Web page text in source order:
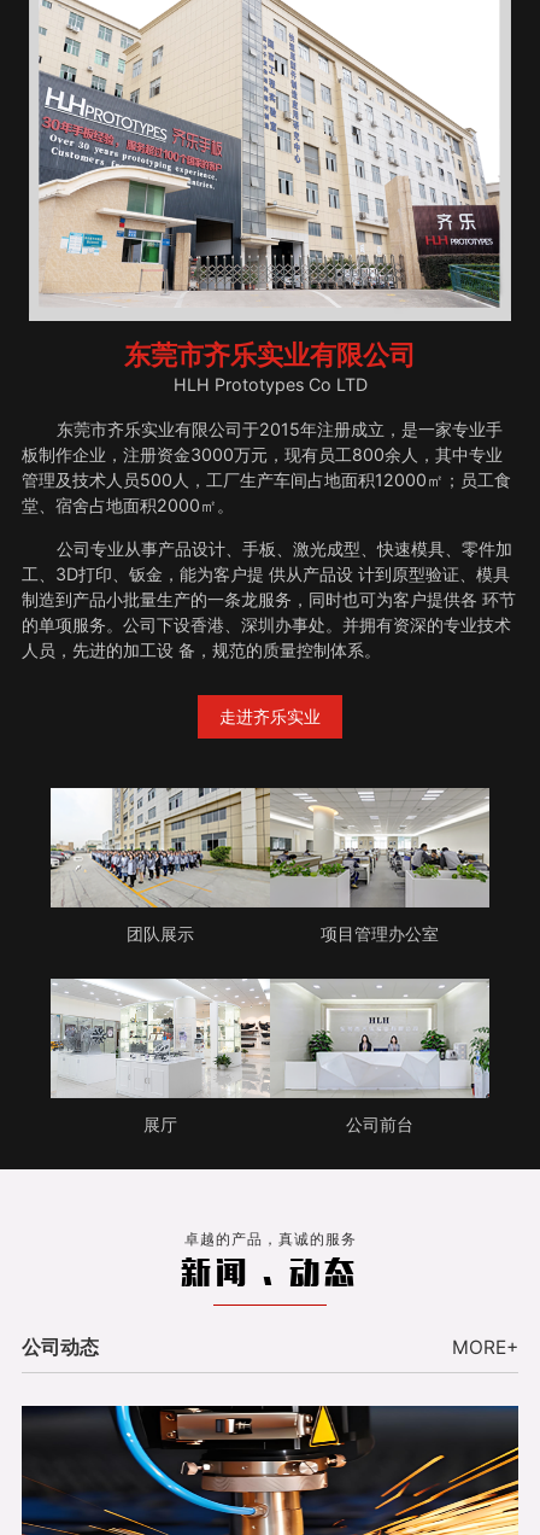
东莞市齐乐实业有限公司
HLH Prototypes Co LTD
东莞市齐乐实业有限公司于2015年注册成立，是一家专业手
板制作企业，注册资金3000万元，现有员工800余人，其中专业
管理及技术人员500人，工厂生产车间占地面积12000㎡；员工食
堂、宿舍占地面积2000㎡。
公司专业从事产品设计、手板、激光成型、快速模具、零件加
工、3D打印、钣金，能为客户提 供从产品设 计到原型验证、模具
制造到产品小批量生产的一条龙服务，同时也可为客户提供各 环节
的单项服务。公司下设香港、深圳办事处。并拥有资深的专业技术
人员，先进的加工设 备，规范的质量控制体系。
走进齐乐实业
团队展示 项目管理办公室
展厅 公司前台
卓越的产品，真诚的服务
新闻 . 动态
公司动态 MORE+